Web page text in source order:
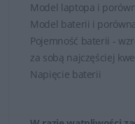
Model laptopa i
Model baterii i
Pojemność baterii -
za sobą najczęściej
Napięcie baterii